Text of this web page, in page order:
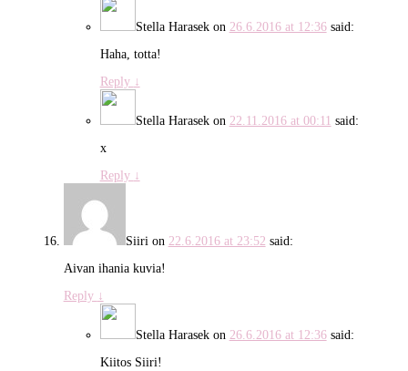
Stella Harasekon 26.6.2016 at 12:36 said:
Haha, totta!
Reply ↓
Stella Harasekon 22.11.2016 at 00:11 said:
x
Reply ↓
Siirion 22.6.2016 at 23:52 said:
Aivan ihania kuvia!
Reply ↓
Stella Harasekon 26.6.2016 at 12:36 said:
Kiitos Siiri!